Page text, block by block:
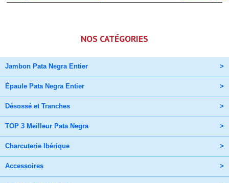
NOS CATÉGORIES
Jambon Pata Negra Entier >
Épaule Pata Negra Entier >
Désossé et Tranches >
TOP 3 Meilleur Pata Negra >
Charcuterie Ibérique >
Accessoires >